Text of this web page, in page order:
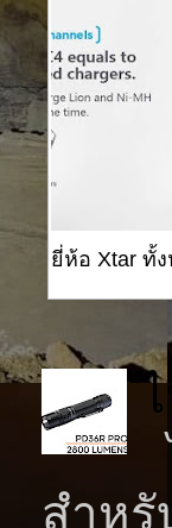
ยี่ห้อ Xtar ทั้
สำหรั